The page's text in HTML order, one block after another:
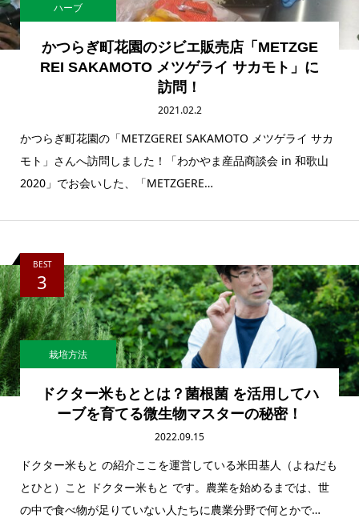
ハーブ
かつらぎ町花園のジビエ販売店「METZGE
REI SAKAMOTO メツゲライ サカモト」に
訪問！
2021.02.2
かつらぎ町花園の「METZGEREI SAKAMOTO メツゲライ サカ
モト」さんへ訪問しました！「わかやま産品商談会 in 和歌山
2020」でお会いした、「METZGERE…
BEST
3
栽培方法
ドクター米もととは？菌根菌 を活用してハ
ーブを育てる微生物マスターの秘密！
2022.09.15
ドクター米もと の紹介ここを運営している米田基人（よねだも
とひと）こと ドクター米もと です。農業を始めるまでは、世
の中で食べ物が足りていない人たちに農業分野で何とかで…